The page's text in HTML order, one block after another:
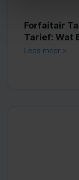
Forfaitair
Tarief: Wat
Lees meer >